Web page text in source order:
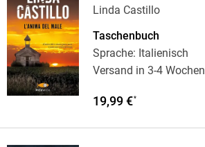
Linda Castillo
Taschenbuch
Sprache: Italienisch
Versand in 3-4 Wochen
19,99 €*